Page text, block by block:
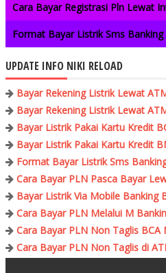
Cara Bayar Registrasi Pln Lewat
Format Bayar Listrik Sms Banking
UPDATE INFO NIKI RELOAD
Bayar Rekening Listrik Lewat
Bayar Rekening Listrik Lewat
Bayar Listrik Pakai Kartu Kredit
Bayar Listrik Pakai Kartu Kredit
Format Bayar Listrik Sms
Cara Bayar PLN Pasca Bayar
Bayar Listrik Via Mobile Banking
Cara Bayar PLN Melalui M
Cara Bayar PLN Non Taglis BCA
Cara Bayar PLN Non Taglis di